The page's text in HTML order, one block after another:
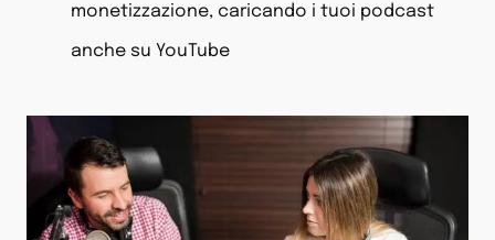
monetizzazione, caricando i tuoi podcast
anche su YouTube